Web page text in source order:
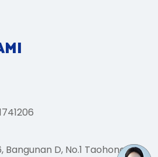
Bangunan D, No.1 Taohong